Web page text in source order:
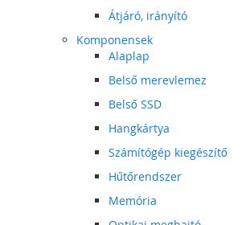
Átjáró, irányító
Komponensek
Alaplap
Belső merevlemez
Belső SSD
Hangkártya
Számítógép kiegészítő
Hűtőrendszer
Memória